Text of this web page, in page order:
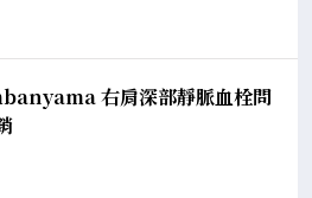
右肩深部靜脈血栓問